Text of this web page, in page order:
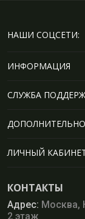
НАШИ СОЦСЕТИ:
ИНФОРМАЦИЯ
СЛУЖБА
ДОПОЛНИТЕЛЬНО
ЛИЧНЫЙ
КОНТАКТЫ
Адрес: Москва,
2 этаж